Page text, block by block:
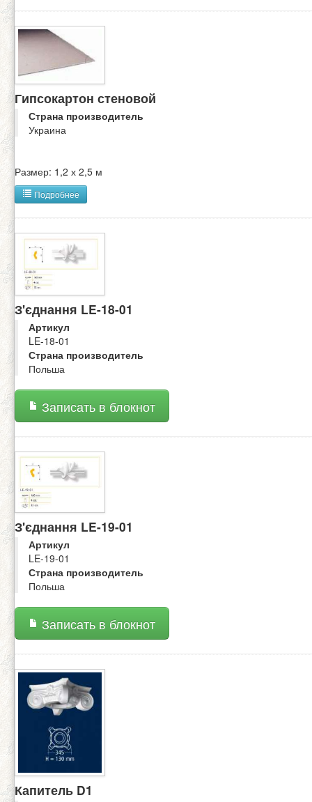
Гипсокартон стеновой
Страна производитель
Украина
Размер: 1,2 х 2,5 м
Подробнее
З'єднання LE-18-01
Артикул
LE-18-01
Страна производитель
Польша
Записать в блокнот
З'єднання LE-19-01
Артикул
LE-19-01
Страна производитель
Польша
Записать в блокнот
Капитель D1